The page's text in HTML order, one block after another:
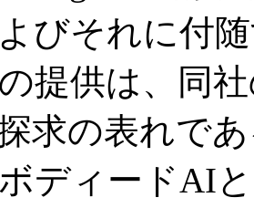
びそれに付
提供は、同
求の表れで
ディードAI